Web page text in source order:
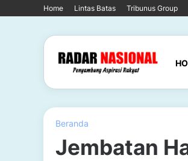
Home Lintas Batas Tribunus Group
Beranda
Jembatan